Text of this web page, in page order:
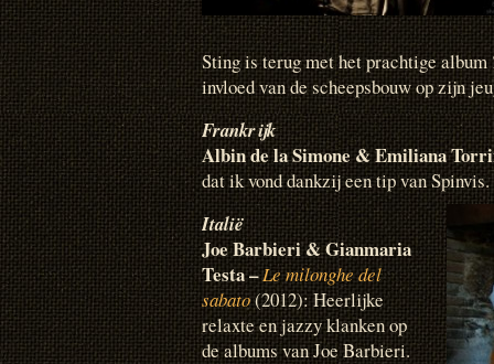
Sting is terug met het prachtige album
invloed van de scheepsbouw op zijn
Frankrijk
Albin de la Simone & Emiliana
dat ik vond dankzij een tip van
Italië
Joe Barbieri & Gianmaria
Testa –Le milonghe del
sabato(2012): Heerlijke
relaxte en jazzy klanken op
de albums van Joe Barbieri.